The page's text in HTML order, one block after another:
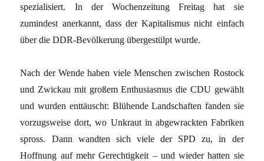
spezialisiert. In der Wochenzeitung Freitag hat sie
zumindest anerkannt, dass der Kapitalismus nicht einfach
über die DDR-Bevölkerung übergestülpt wurde.
Nach der Wende haben viele Menschen zwischen Rostock
und Zwickau mit großem Enthusiasmus die CDU gewählt
und wurden enttäuscht: Blühende Landschaften fanden sie
vorzugsweise dort, wo Unkraut in abgewrackten Fabriken
spross. Dann wandten sich viele der SPD zu, in der
Hoffnung auf mehr Gerechtigkeit – und wieder hatten sie